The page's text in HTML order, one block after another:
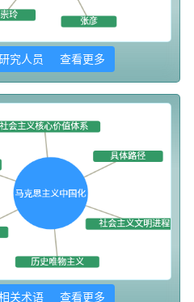
究人员 查看更多
关术语 查看更多